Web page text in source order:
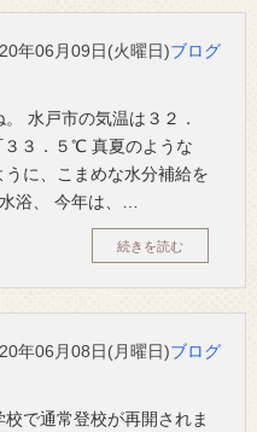
年06月09日(火曜日)ブログ
水戸市の気温は３２．
３．５℃ 真夏のような
に、こまめな水分補給を
浴、 今年は、…
続きを読む
年06月08日(月曜日)ブログ
で通常登校が再開されま